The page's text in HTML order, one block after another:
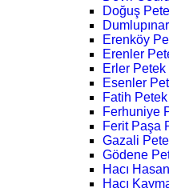
Doğuş
Erenköy
Erenler
Erler
Esenler
Fatih
Ferhuniye
Ferit Paşa
Gazali
Gödene
Hacı
Hacı